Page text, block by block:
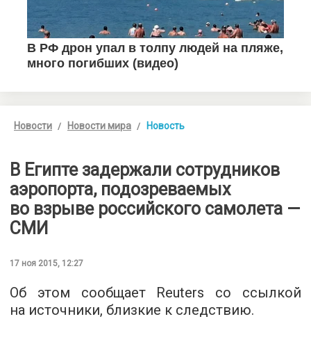
Новости Новости мира Новость
В Египте задержали сотрудников
аэропорта, подозреваемых
во взрыве российского самолета —
СМИ
17 ноя 2015, 12:27
Об этом сообщает Reuters со ссылкой
на источники, близкие к следствию.